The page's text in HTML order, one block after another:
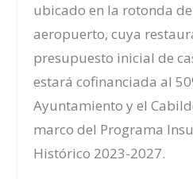
ubicado en la rotonda de
aeropuerto, cuya
presupuesto inicial de
estará cofinanciada al
Ayuntamiento y el
marco del Programa
Histórico 2023-2027.